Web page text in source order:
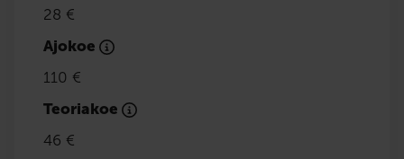
28 €
Ajokoe
110 €
Teoriakoe
46 €